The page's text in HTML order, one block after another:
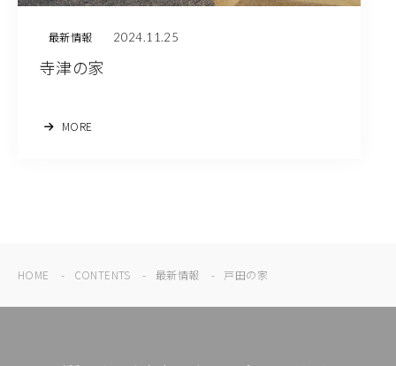
最新情報 2024.11.25
寺津の家
MORE
HOME CONTENTS 最新情報 戸田の家